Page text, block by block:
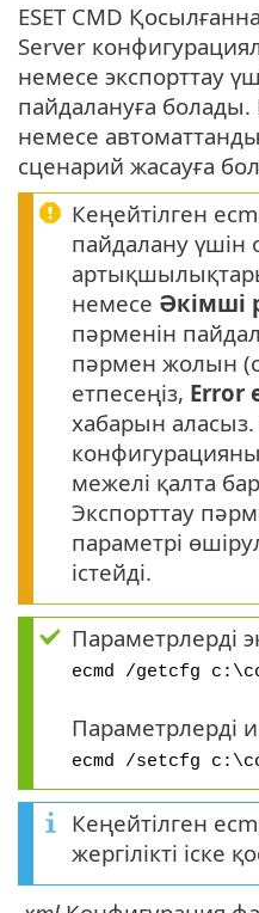
ESET CMD
Server
немесе экспорттау
пайдалануға
немесе
сценарий жасауға
Кеңейтілген
пайдалану үшін
немесе Әкімші
пәрменін
пәрмен жолын
етпесеңіз, Error
хабарын
межелі қалта
Экспорттау
параметрі
істейді.
Параметрлерді
ecmd /getcfg
Параметрлерді
ecmd /setcfg
Кеңейтілген
жергілікті іске